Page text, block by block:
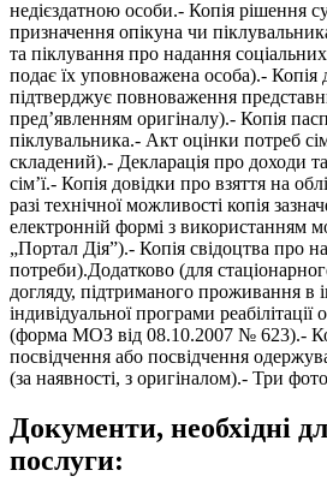
недієздатною особи.- Копія рішення
призначення опікуна чи
та піклування про надання
подає їх уповноважена особа).-
підтверджує повноваження
пред’явленням оригіналу).- Копія
піклувальника.- Акт оцінки потреб
складений).- Декларація про доходи
сім’ї.- Копія довідки про взяття на
разі технічної можливості копія
електронній формі з використанням
„Портал Дія”).- Копія свідоцтва про
потреби).Додатково (для
догляду, підтриманого проживання в
індивідуальної програми реабілітації
(форма МОЗ від 08.10.2007 № 623).-
посвідчення або посвідчення
(за наявності, з оригіналом).- Три
Документи, необхідні
послуги: